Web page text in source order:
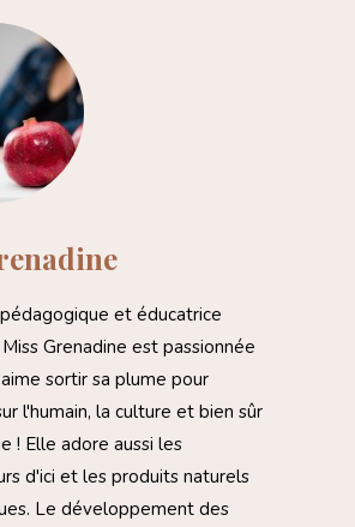
et éducatrice
Grenadine est passionnée
sortir sa plume pour
l'humain, la culture et bien sûr
! Elle adore aussi les
d'ici et les produits naturels
Le développement des